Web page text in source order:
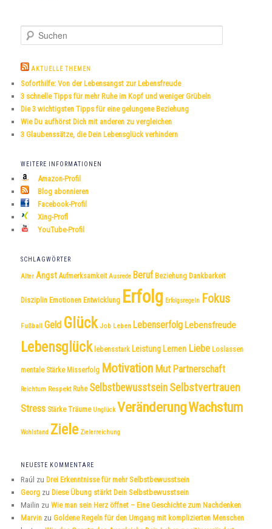
u
h
n
AKTUELLE THEMEN
Soforthilfe: Von der Lebensangst zur Lebensfreude
3 schnelle Tipps für mehr Ruhe im Kopf und weniger Grübeln
Die 3 wichtigsten Tipps für eine gelungene Beziehung
Wie Du aufhörst Dich mit anderen zu vergleichen
3 Glaubenssätze, die Dein Lebensglück verhindern
WEITERE INFORMATIONEN
Amazon-Profil
Blog abonnieren
Facebook-Profil
Xing-Profl
YouTube-Profil
SCHLAGWÖRTER
Alter Angst Aufmerksamkeit Ausrede Beruf Beziehung Dankbarkeit
Disziplin Emotionen Entwicklung Erfolg Erfolgsregeln Fokus
Fußball Geld Glück Job Leben Lebenserfolg Lebensfreude
Lebensglück lebensstark LeistungLernen Liebe Loslassen
mentale Stärke Misserfolg Motivation Mut Partnerschaft
Reichtum Respekt Ruhe Selbstbewusstsein Selbstvertrauen
Stress Stärke Träume Unglück VeränderungWachstum
Wohlstand Ziele Zielerreichung
NEUESTE KOMMENTARE
Raúl zu Drei Erkenntnisse für mehr Selbstbewusstsein
Georg zu Diese Übung stärkt Dein Selbstbewusstsein
Mailin zuWie man sein Herz öffnet – Eine Geschichte zum Nachdenken
Marvin zuGoldene Regeln für den Umgang mit komplizierten Menschen